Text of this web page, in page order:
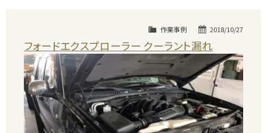
2018/10/27
作業事例
フォードエクスプローラー クーラント漏れ